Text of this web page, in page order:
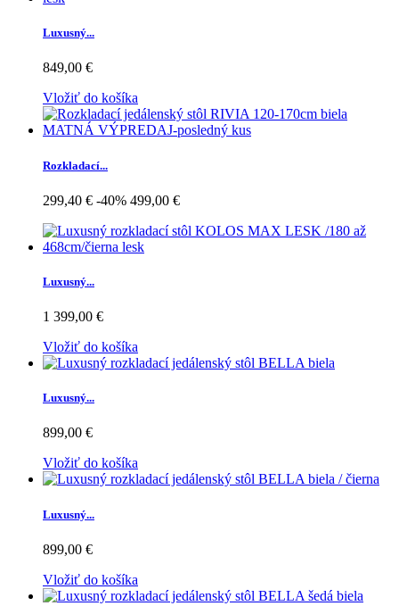
Luxusný...
849,00 €
Vložiť do košíka
Rozkladací...
299,40 € -40% 499,00 €
Luxusný...
1 399,00 €
Vložiť do košíka
Luxusný...
899,00 €
Vložiť do košíka
Luxusný...
899,00 €
Vložiť do košíka